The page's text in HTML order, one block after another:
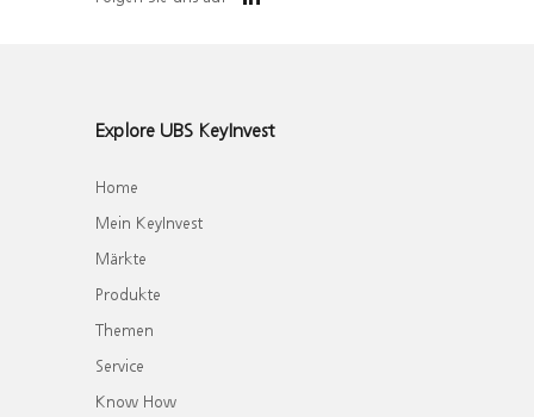
Explore UBS KeyInvest
Home
Mein KeyInvest
Märkte
Produkte
Themen
Service
Know How